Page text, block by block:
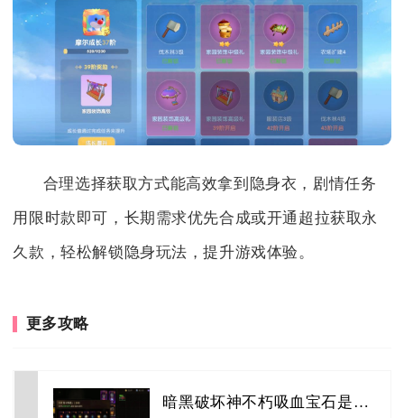
合理选择获取方式能高效拿到隐身衣，剧情任务
用限时款即可，长期需求优先合成或开通超拉获取永
久款，轻松解锁隐身玩法，提升游戏体验。
更多攻略
暗黑破坏神不朽吸血宝石是哪个